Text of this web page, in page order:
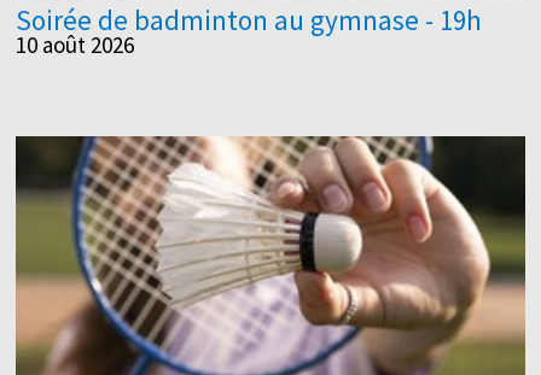
Soirée de badminton au gymnase - 19h
10 août 2026